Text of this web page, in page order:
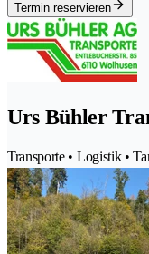
Termin reservieren
Urs Bühler
Transporte • Logistik •